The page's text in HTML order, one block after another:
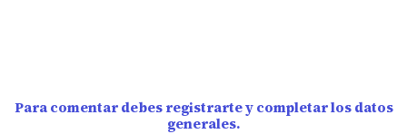
Para comentar debes registrarte y completar los datos
generales.